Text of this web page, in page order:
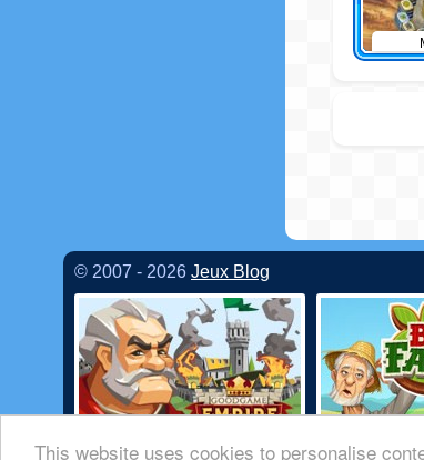
This website uses cookies to personalise
© 2007 - 2026 Jeux Blog